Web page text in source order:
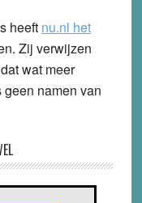
heeft nu.nl het
Zij verwijzen
dat wat meer
geen namen van